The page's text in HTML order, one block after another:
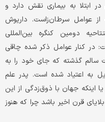
ابتلا به بیماری نقش دارد و
عوامل سرطان‌زاست. داریوش
دومین کنگره بین‌المللی
در کنار عوامل ذکر شده چاقی
سالم گذشته که جای خود را به
به اعتیاد شده است. پدر علم
اینکه جهان با ذوق‌زدگی از این
قرن اخیر باشد چرا که هنوز